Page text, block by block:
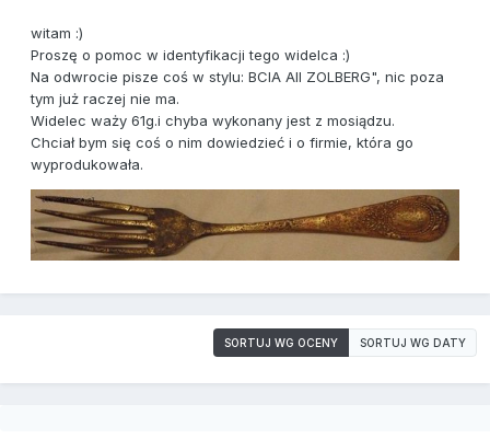
witam :)
Proszę o pomoc w identyfikacji tego widelca :)
Na odwrocie pisze coś w stylu: BCIA AII ZOLBERG", nic poza
tym już raczej nie ma.
Widelec waży 61g.i chyba wykonany jest z mosiądzu.
Chciał bym się coś o nim dowiedzieć i o firmie, która go
wyprodukowała.
SORTUJ WG OCENY SORTUJ WG DATY